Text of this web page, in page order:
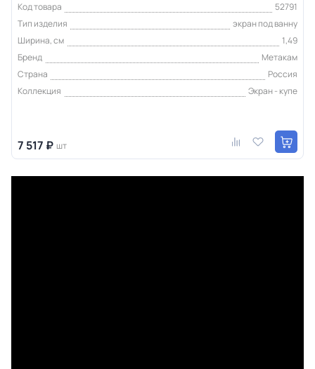
Код товара
52791
Тип изделия
экран под ванну
Ширина, см
1,49
Бренд
Метакам
Страна
Россия
Коллекция
Экран - купе
7 517 ₽ шт